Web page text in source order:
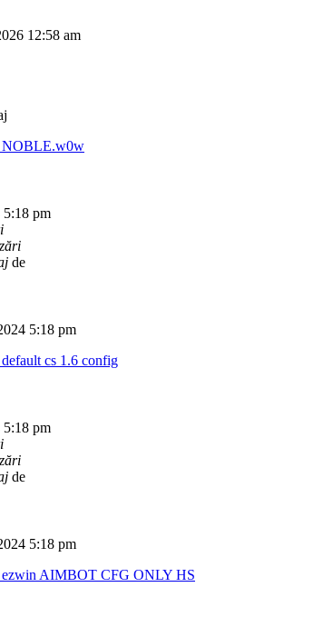
12:58 am
NOBLE.w0w
5:18 pm
de
5:18 pm
cs 1.6 config
5:18 pm
de
5:18 pm
AIMBOT CFG ONLY HS